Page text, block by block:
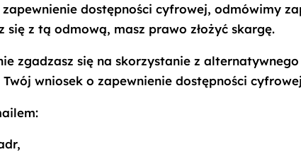
dostępności cyfrowej, odmówimy
z tą odmową, masz prawo złożyć skargę.
zgadzasz się na skorzystanie z
wniosek o zapewnienie dostępności